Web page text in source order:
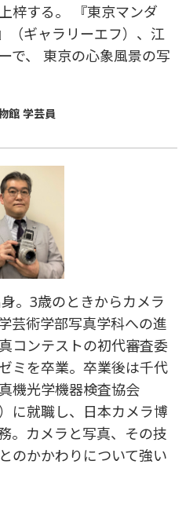
梓する。 『東京マンダ
（ギャラリーエフ）、江
で、 東京の心象風景の写
館 学芸員
。3歳のときからカメラ
芸術学部写真学科への進
コンテストの初代審査委
ミを卒業。卒業後は千代
機光学機器検査協会
に就職し、日本カメラ博
。カメラと写真、その技
のかかわりについて強い